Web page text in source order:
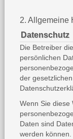
2. Allgemeine
Datenschutz
Die Betreiber
persönlichen
der
Wenn Sie diese
Daten sind
werden